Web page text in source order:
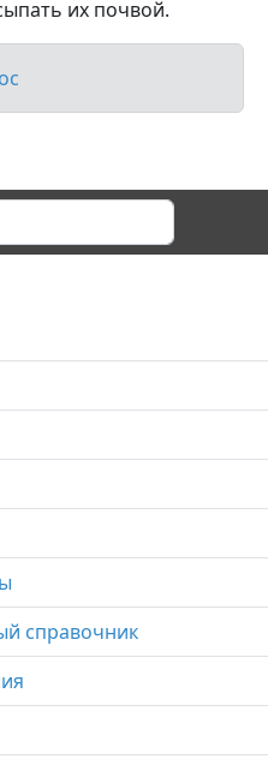
их почвой.
справочник